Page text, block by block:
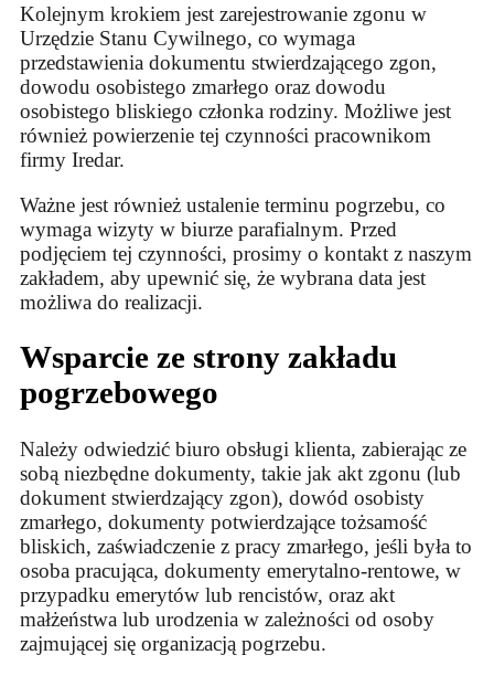
Kolejnym krokiem jest zarejestrowanie zgonu w
Urzędzie Stanu Cywilnego, co wymaga
przedstawienia dokumentu stwierdzającego zgon,
dowodu osobistego zmarłego oraz dowodu
osobistego bliskiego członka rodziny. Możliwe jest
również powierzenie tej czynności pracownikom
firmy Iredar.
Ważne jest również ustalenie terminu pogrzebu, co
wymaga wizyty w biurze parafialnym. Przed
podjęciem tej czynności, prosimy o kontakt z naszym
zakładem, aby upewnić się, że wybrana data jest
możliwa do realizacji.
Wsparcie ze strony zakładu
pogrzebowego
Należy odwiedzić biuro obsługi klienta, zabierając ze
sobą niezbędne dokumenty, takie jak akt zgonu (lub
dokument stwierdzający zgon), dowód osobisty
zmarłego, dokumenty potwierdzające tożsamość
bliskich, zaświadczenie z pracy zmarłego, jeśli była to
osoba pracująca, dokumenty emerytalno-rentowe, w
przypadku emerytów lub rencistów, oraz akt
małżeństwa lub urodzenia w zależności od osoby
zajmującej się organizacją pogrzebu.